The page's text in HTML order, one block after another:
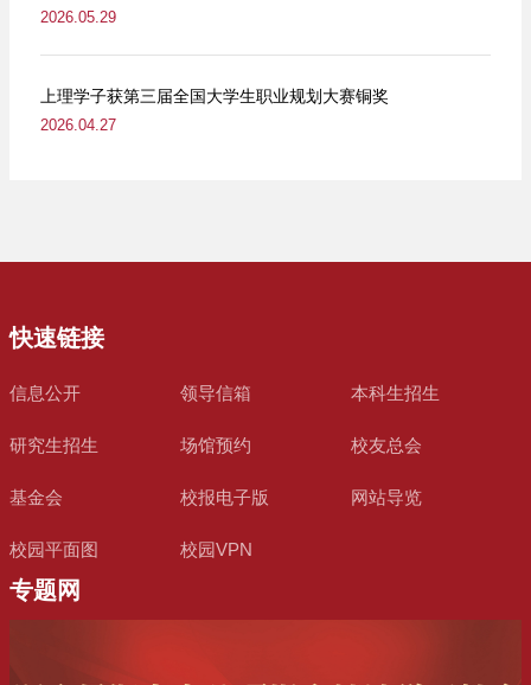
2026.05.29
上理学子获第三届全国大学生职业规划大赛铜奖
2026.04.27
快速链接
信息公开 领导信箱 本科生招生
研究生招生 场馆预约 校友总会
基金会 校报电子版 网站导览
校园平面图 校园VPN
专题网